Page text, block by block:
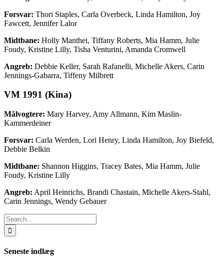
Forsvar: Thori Staples, Carla Overbeck, Linda Hamilton, Joy
Fawcett, Jennifer Lalor
Midtbane: Holly Manthei, Tiffany Roberts, Mia Hamm, Julie
Foudy, Kristine Lilly, Tisha Venturini, Amanda Cromwell
Angreb: Debbie Keller, Sarah Rafanelli, Michelle Akers, Carin
Jennings-Gabarra, Tiffeny Milbrett
VM 1991 (Kina)
Målvogtere: Mary Harvey, Amy Allmann, Kim Maslin-
Kammerdeiner
Forsvar: Carla Werden, Lori Henry, Linda Hamilton, Joy Biefeld,
Debbie Belkin
Midtbane: Shannon Higgins, Tracey Bates, Mia Hamm, Julie
Foudy, Kristine Lilly
Angreb: April Heinrichs, Brandi Chastain, Michelle Akers-Stahl,
Carin Jennings, Wendy Gebauer
Search
for:
Seneste indlæg